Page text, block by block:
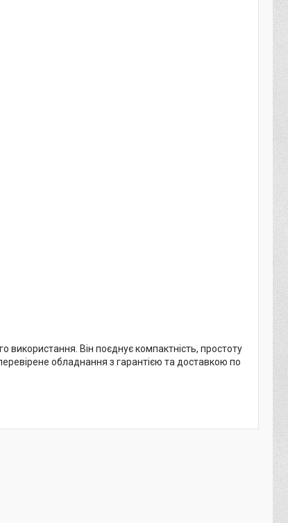
використання. Він поєднує компактність, простоту
обладнання з гарантією та доставкою по